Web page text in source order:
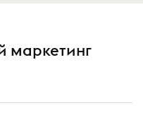
маркетинг